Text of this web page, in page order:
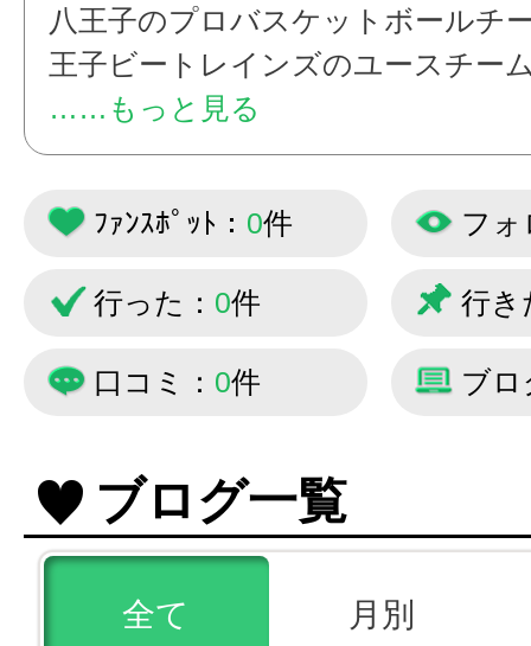
八王子のプロバスケットボールチ
王子ビートレインズのユースチー
ートレインズU１５」の活動を投
す！
……もっと見る
ﾌｧﾝｽﾎﾟｯﾄ： 0件 フォ
行った： 0件 行き
口コミ： 0件 ブロ
ブログ一覧
全て 月別